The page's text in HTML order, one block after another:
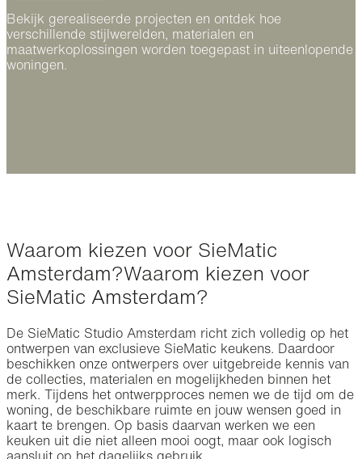
Bekijk gerealiseerde projecten en ontdek hoe
verschillende stijlwerelden, materialen en
maatwerkoplossingen worden toegepast in uiteenlopende
woningen.
Waarom kiezen voor SieMatic
Amsterdam?Waarom kiezen voor
SieMatic Amsterdam?
De SieMatic Studio Amsterdam richt zich volledig op het
ontwerpen van exclusieve SieMatic keukens. Daardoor
beschikken onze ontwerpers over uitgebreide kennis van
de collecties, materialen en mogelijkheden binnen het
merk. Tijdens het ontwerpproces nemen we de tijd om de
woning, de beschikbare ruimte en jouw wensen goed in
kaart te brengen. Op basis daarvan werken we een
keuken uit die niet alleen mooi oogt, maar ook logisch